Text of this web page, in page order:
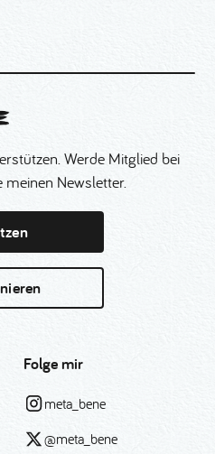
Werde Mitglied bei
Newsletter.
Folge mir
meta_bene
@meta_bene